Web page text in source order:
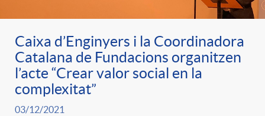
Caixa d’Enginyers i la Coordinadora
Catalana de Fundacions organitzen
l’acte “Crear valor social en la
complexitat”
03/12/2021